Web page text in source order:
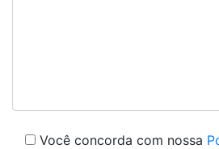
Você concorda com nossa